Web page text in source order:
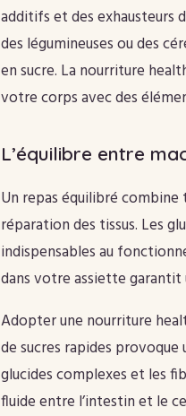
additifs et des exhausteurs
des légumineuses ou des
en sucre. La nourriture
votre corps avec des
L’équilibre entre
Un repas équilibré
réparation des tissus. Les
indispensables au
dans votre assiette garantit
Adopter une nourriture
de sucres rapides provoque
glucides complexes et les
fluide entre l’intestin et le